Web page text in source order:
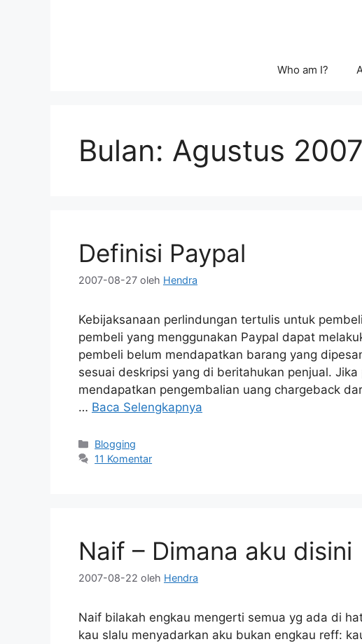
Who am I?
Bulan: Agustus 2007
Definisi Paypal
2007-08-27 oleh Hendra
Kebijaksanaan perlindungan tertulis untuk
pembeli yang menggunakan Paypal dapat
pembeli belum mendapatkan barang yang
sesuai deskripsi yang di beritahukan penjual.
mendapatkan pengembalian uang chargeback
… Baca Selengkapnya
Kategori
Blogging
11 Komentar
Naif – Dimana aku disini
2007-08-22 oleh Hendra
Naif bilakah engkau mengerti semua yg ada di
kau slalu menyadarkan aku bukan engkau reff: